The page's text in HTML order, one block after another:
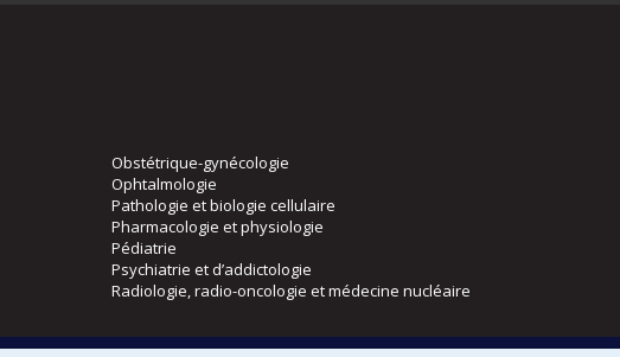
Obstétrique-gynécologie
Ophtalmologie
Pathologie et biologie cellulaire
Pharmacologie et physiologie
Pédiatrie
Psychiatrie et d’addictologie
Radiologie, radio-oncologie et médecine nucléaire